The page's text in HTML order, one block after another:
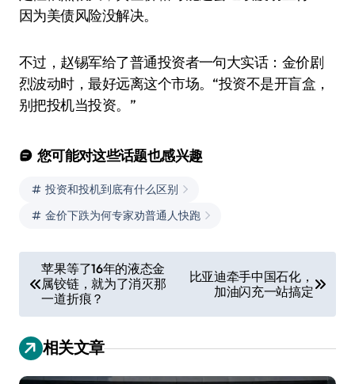
因为美债风险没解决。
不过，赵锡军给了普通投资者一句大实话：金价剧
烈波动时，最好远离这个市场。“投资不是开盲盒，
别把投机当投资。”
您可能对这些话题也感兴趣
投资和投机到底有什么区别
金价下跌为何专家劝普通人快跑
章
导
航
苹果等了16年的液态金
属铰链，就为了消灭那
一道折痕？
比亚迪牵手中国石化，
加油闪充一站搞定
相关文章